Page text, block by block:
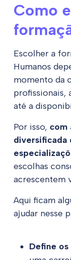
Como
Escolher a
Humanos
momento da
profissionais,
até a
Por isso, com
diversificada
escolhas
acrescentem
Aqui ficam
ajudar nesse
Define